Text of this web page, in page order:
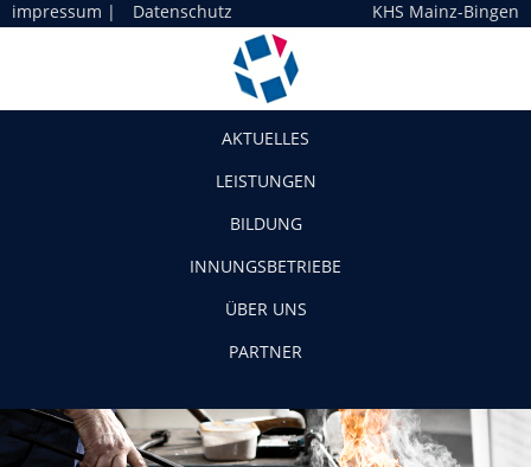
impressum | Datenschutz KHS Mainz-Bingen
AKTUELLES
LEISTUNGEN
BILDUNG
INNUNGSBETRIEBE
ÜBER UNS
PARTNER